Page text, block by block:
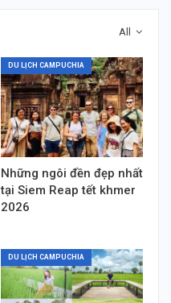
All
DU LỊCH CAMPUCHIA
Những ngôi đền đẹp nhất
tại Siem Reap tết khmer
2026
DU LỊCH CAMPUCHIA